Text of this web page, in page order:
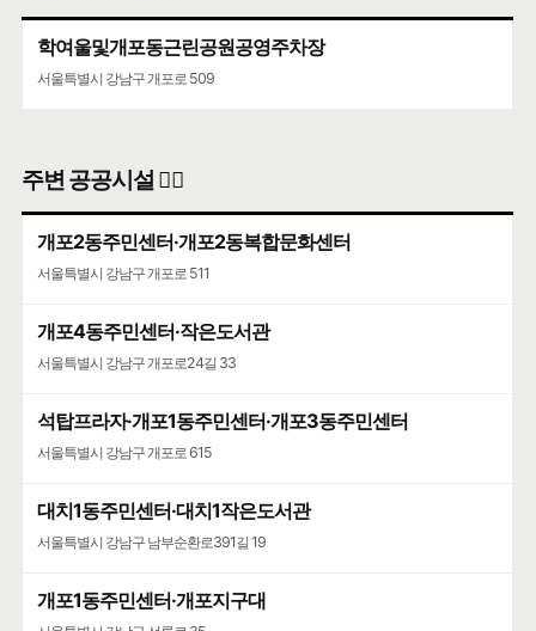
학여울및개포동근린공원공영주차장
서울특별시 강남구 개포로 509
주변 공공시설 👨‍✈️
개포2동주민센터·개포2동복합문화센터
서울특별시 강남구 개포로 511
개포4동주민센터·작은도서관
서울특별시 강남구 개포로24길 33
석탑프라자·개포1동주민센터·개포3동주민센터
서울특별시 강남구 개포로 615
대치1동주민센터·대치1작은도서관
서울특별시 강남구 남부순환로391길 19
개포1동주민센터·개포지구대